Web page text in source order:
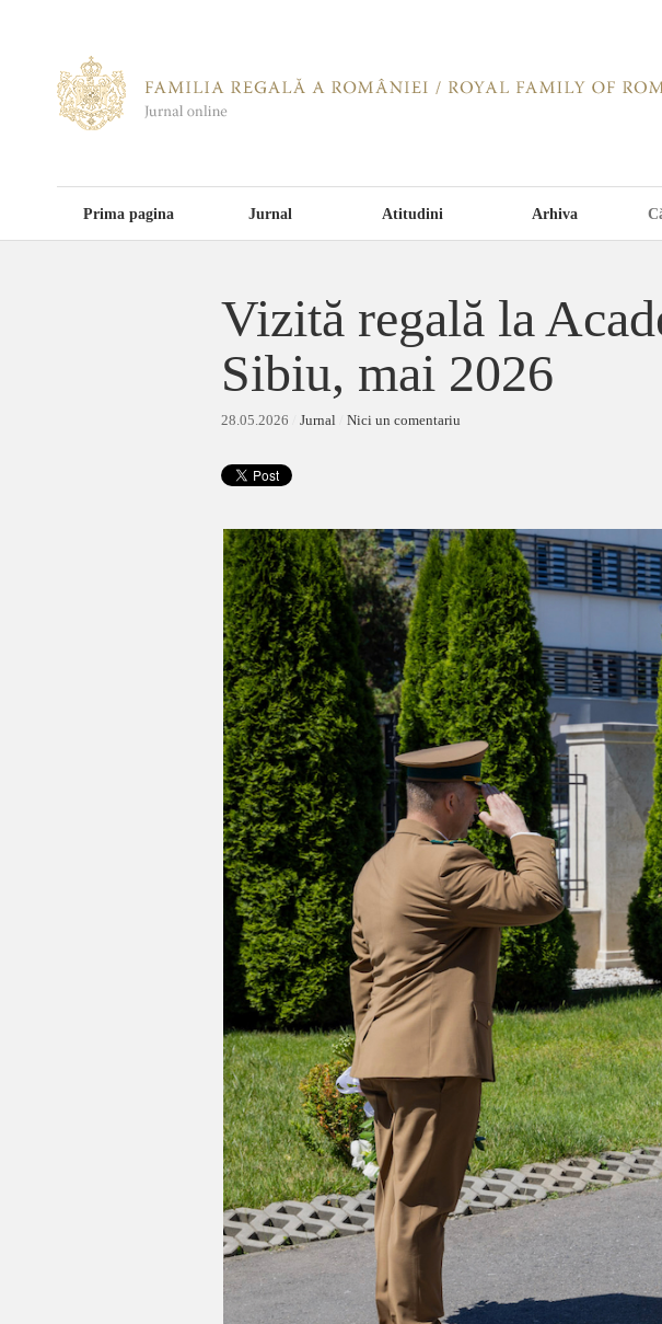
Prima pagina Jurnal Atitudini Arhiva
Vizită regală la
Sibiu, mai 2026
28.05.2026 Jurnal Nici un comentariu